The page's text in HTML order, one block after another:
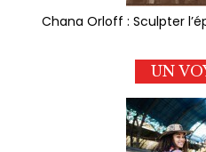
Chana Orloff : Sculpter
UN